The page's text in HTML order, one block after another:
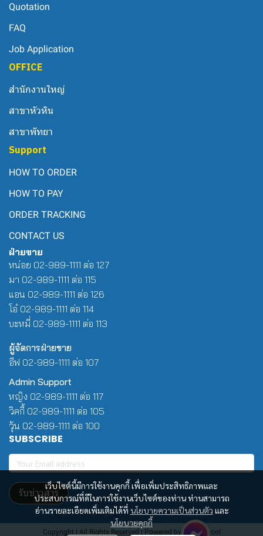
เว็บไซต์นี้มีการใช้งานคุกกี้ เพื่อเพิ่มประสิทธิภาพและ
ประสบการณ์ที่ดีในการใช้งานเว็บไซต์ของท่าน ท่านสามารถ
อ่านรายละเอียดเพิ่มเติมได้ที่ นโยบายความเป็นส่วนตัว และ
นโยบายคุกกี้
Quotation
FAQ
Job Application
OFFICE
สำนักงานใหญ่
สาขาหัวหิน
สาขาพัทยา
Support
HOW TO ORDER
HOW TO PAY
ORDER TRACKING
CONTACT US
ฝ่ายขาย
หน่อย 02-989-1111 ต่อ 127
มา 02-989-1111 ต่อ 115
แอน 02-989-1111 ต่อ 126
โอ๋ 02-989-1111 ต่อ 114
บะหมี่ 02-989-1111 ต่อ 113
ผู้จัดการฝ่ายขาย
อีฟ 02-989-1111 ต่อ 107
Admin Support
หญิง 02-989-1111 ต่อ 117
วิคกี้ 02-989-1111 ต่อ 105
วุ้น 02-989-1111 ต่อ 100
SUBSCRIBE
รับข่าวสาร
Copyright | All Rights Reserved | Powered by Winwinpool